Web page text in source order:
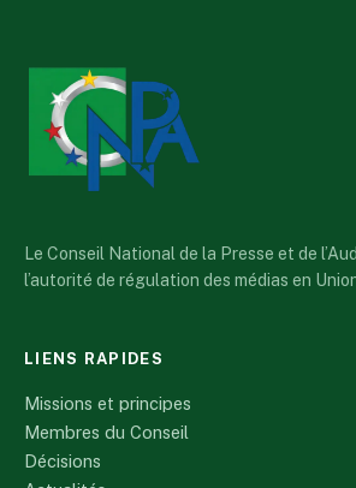
Le Conseil National de la Presse et de
l’autorité de régulation des médias en
LIENS RAPIDES
Missions et principes
Membres du Conseil
Décisions